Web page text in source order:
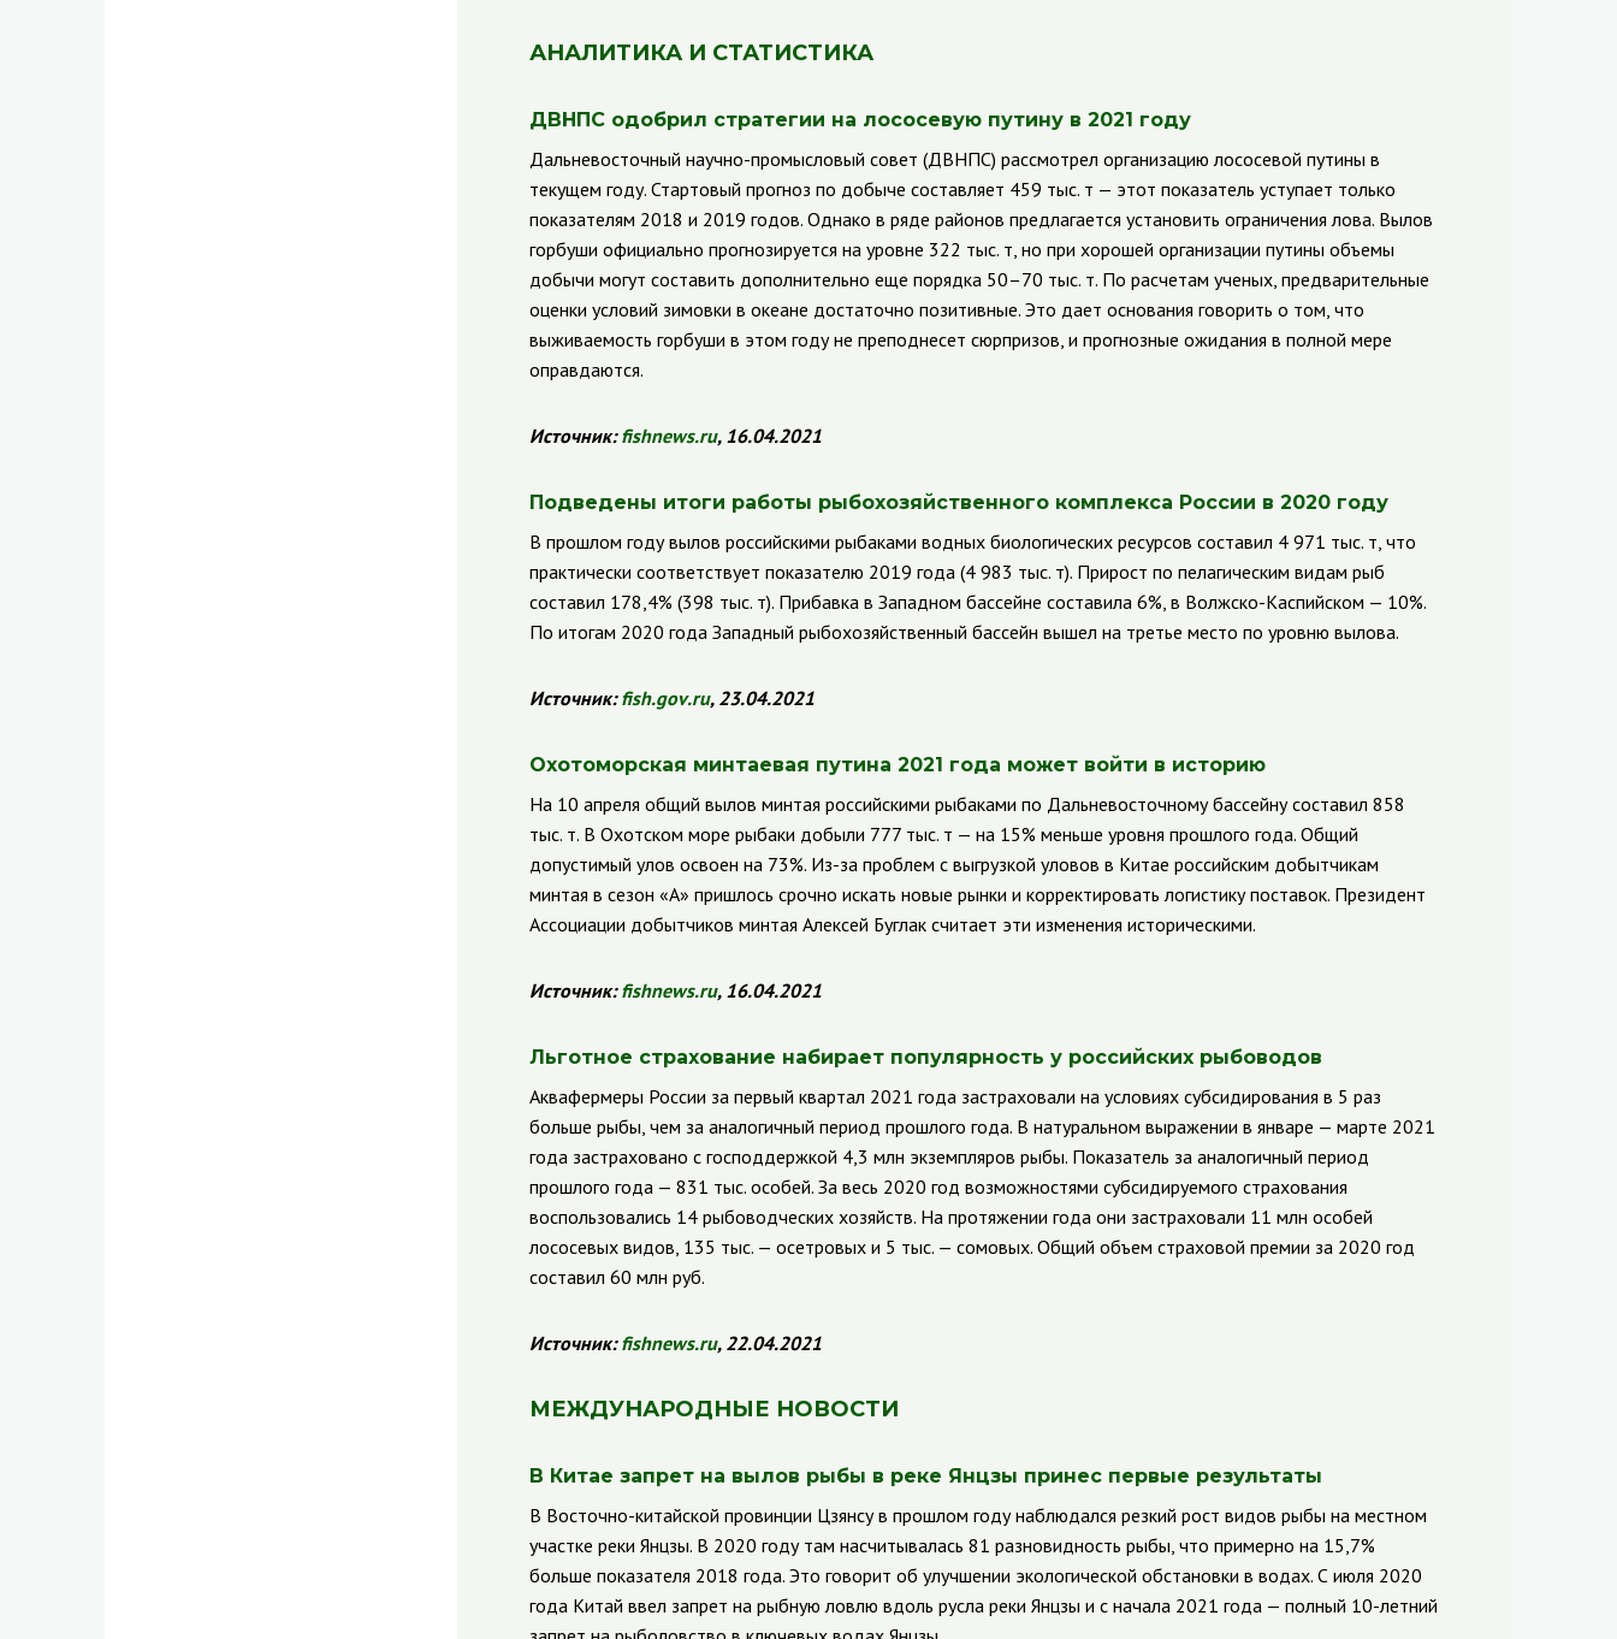
АНАЛИТИКА И СТАТИСТИКА
ДВНПС одобрил стратегии на лососевую путину в 2021 году
Дальневосточный научно-промысловый совет (ДВНПС) рассмотрел организацию лососевой путины в
текущем году. Стартовый прогноз по добыче составляет 459 тыс. т — этот показатель уступает только
показателям 2018 и 2019 годов. Однако в ряде районов предлагается установить ограничения лова. Вылов
горбуши официально прогнозируется на уровне 322 тыс. т, но при хорошей организации путины объемы
добычи могут составить дополнительно еще порядка 50–70 тыс. т. По расчетам ученых, предварительные
оценки условий зимовки в океане достаточно позитивные. Это дает основания говорить о том, что
выживаемость горбуши в этом году не преподнесет сюрпризов, и прогнозные ожидания в полной мере
оправдаются.
Источник:fishnews.ru, 16.04.2021
Подведены итоги работы рыбохозяйственного комплекса России в 2020 году
В прошлом году вылов российскими рыбаками водных биологических ресурсов составил 4 971 тыс. т, что
практически соответствует показателю 2019 года (4 983 тыс. т). Прирост по пелагическим видам рыб
составил 178,4% (398 тыс. т). Прибавка в Западном бассейне составила 6%, в Волжско-Каспийском — 10%.
По итогам 2020 года Западный рыбохозяйственный бассейн вышел на третье место по уровню вылова.
Источник:fish.gov.ru, 23.04.2021
Охотоморская минтаевая путина 2021 года может войти в историю
На 10 апреля общий вылов минтая российскими рыбаками по Дальневосточному бассейну составил 858
тыс. т. В Охотском море рыбаки добыли 777 тыс. т — на 15% меньше уровня прошлого года. Общий
допустимый улов освоен на 73%. Из-за проблем с выгрузкой уловов в Китае российским добытчикам
минтая в сезон «А» пришлось срочно искать новые рынки и корректировать логистику поставок. Президент
Ассоциации добытчиков минтая Алексей Буглак считает эти изменения историческими.
Источник:fishnews.ru, 16.04.2021
Льготное страхование набирает популярность у российских рыбоводов
Аквафермеры России за первый квартал 2021 года застраховали на условиях субсидирования в 5 раз
больше рыбы, чем за аналогичный период прошлого года. В натуральном выражении в январе — марте 2021
года застраховано с господдержкой 4,3 млн экземпляров рыбы. Показатель за аналогичный период
прошлого года — 831 тыс. особей. За весь 2020 год возможностями субсидируемого страхования
воспользовались 14 рыбоводческих хозяйств. На протяжении года они застраховали 11 млн особей
лососевых видов, 135 тыс. — осетровых и 5 тыс. — сомовых. Общий объем страховой премии за 2020 год
составил 60 млн руб.
Источник:fishnews.ru, 22.04.2021
МЕЖДУНАРОДНЫЕ НОВОСТИ
В Китае запрет на вылов рыбы в реке Янцзы принес первые результаты
В Восточно-китайской провинции Цзянсу в прошлом году наблюдался резкий рост видов рыбы на местном
участке реки Янцзы. В 2020 году там насчитывалась 81 разновидность рыбы, что примерно на 15,7%
больше показателя 2018 года. Это говорит об улучшении экологической обстановки в водах. С июля 2020
года Китай ввел запрет на рыбную ловлю вдоль русла реки Янцзы и с начала 2021 года — полный 10-летний